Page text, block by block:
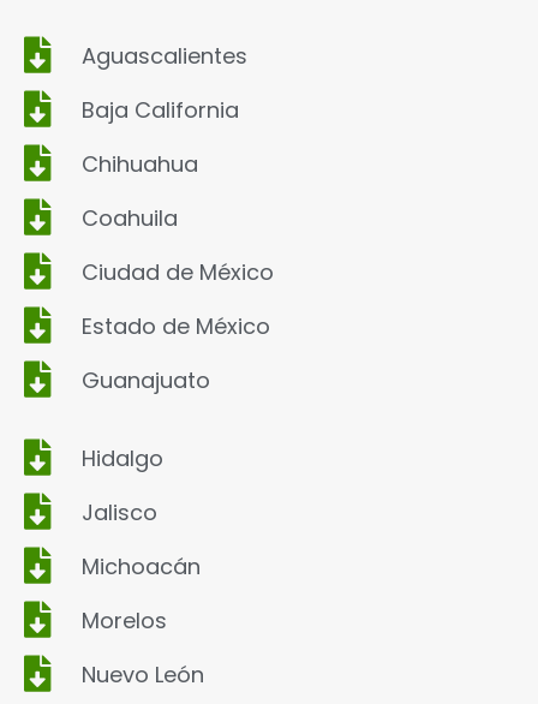
Aguascalientes
Baja California
Chihuahua
Coahuila
Ciudad de México
Estado de México
Guanajuato
Hidalgo
Jalisco
Michoacán
Morelos
Nuevo León